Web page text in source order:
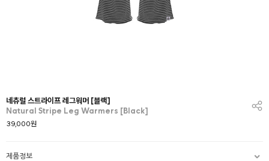
네츄럴 스트라이프 레그워머 [블랙]
Natural Stripe Leg Warmers [Black]
39,000원
제품정보